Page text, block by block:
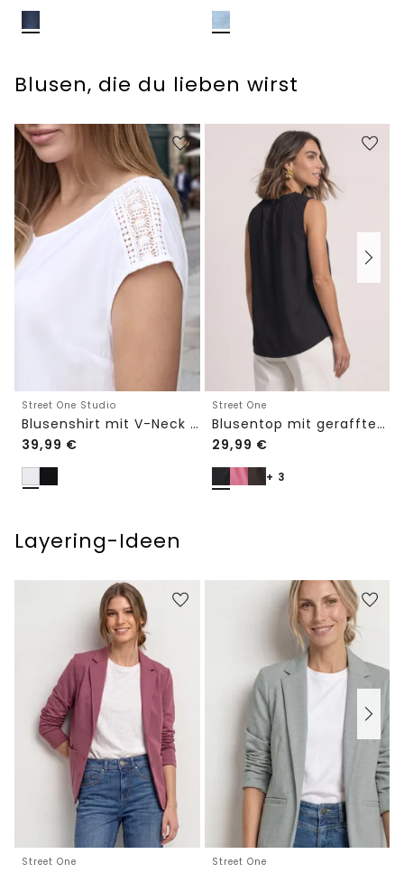
Blusen, die du lieben wirst
Street One Studio
Blusenshirt mit V-Neck und Spitze
39,99 €
Street One
Blusentop mit gerafftem Rundhals
29,99 €
+ 3
Layering-Ideen
Street One Street One